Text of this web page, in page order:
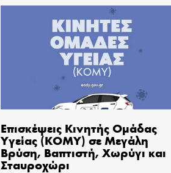
Επισκέψεις Κινητής Ομάδας
Υγείας (ΚΟΜΥ) σε Μεγάλη
Βρύση, Βαπτιστή, Χωρύγι και
Σταυροχώρι